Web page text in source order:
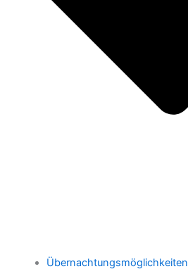
Übernachtungsmöglichkeiten